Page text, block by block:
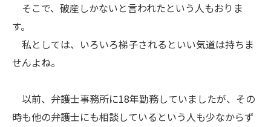
そこで、破産しかないと言われたという人もおりま
す。
私としては、いろいろ梯子されるといい気道は持ちま
せんよね。
以前、弁護士事務所に18年勤務していましたが、その
時も他の弁護士にも相談しているという人も少なからず